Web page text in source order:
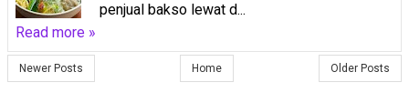
penjual bakso lewat d...
Read more »
Newer Posts Older Posts
Home